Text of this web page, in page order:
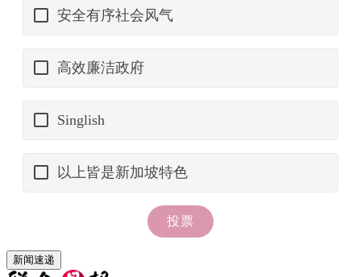
新闻速递